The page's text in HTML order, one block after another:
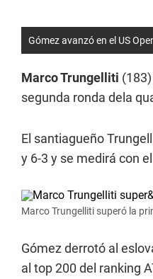
Gómez avanzó en el US
Marco Trungelliti
segunda ronda dela
El santiagueño
y 6-3 y se medirá con
Marco Trungelliti superó la
Gómez derrotó al
al top 200 del ranking